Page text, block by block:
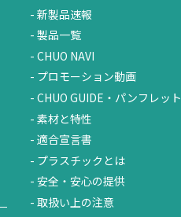
新製品速報
製品一覧
CHUO NAVI
プロモーション動画
CHUO GUIDE・パンフレット
素材と特性
適合宣言書
プラスチックとは
安全・安心の提供
取扱い上の注意